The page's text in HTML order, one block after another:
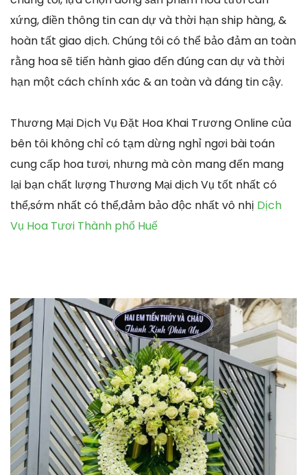
xứng, điền thông tin can dự và thời hạn ship hàng, &
hoàn tất giao dịch. Chúng tôi có thể bảo đảm an toàn
rằng hoa sẽ tiến hành giao đến đúng can dự và thời
hạn một cách chính xác & an toàn và đáng tin cậy.
Thương Mại Dịch Vụ Đặt Hoa Khai Trương Online của
bên tôi không chỉ có tạm dừng nghỉ ngơi bài toán
cung cấp hoa tươi, nhưng mà còn mang đến mang
lại bạn chất lượng Thương Mại dịch Vụ tốt nhất có
thể,sớm nhất có thể,đảm bảo độc nhất vô nhị Dịch
Vụ Hoa Tươi Thành phố Huế